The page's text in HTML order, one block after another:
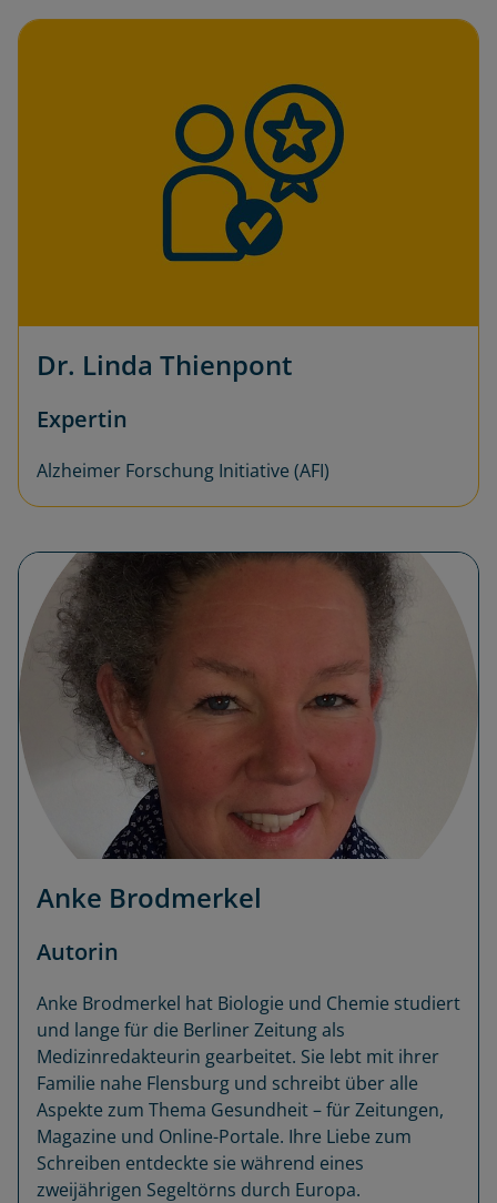
Dr. Linda Thienpont
Expertin
Alzheimer Forschung Initiative (AFI)
Anke Brodmerkel
Autorin
Anke Brodmerkel hat Biologie und Chemie studiert
und lange für die Berliner Zeitung als
Medizinredakteurin gearbeitet. Sie lebt mit ihrer
Familie nahe Flensburg und schreibt über alle
Aspekte zum Thema Gesundheit – für Zeitungen,
Magazine und Online-Portale. Ihre Liebe zum
Schreiben entdeckte sie während eines
zweijährigen Segeltörns durch Europa.